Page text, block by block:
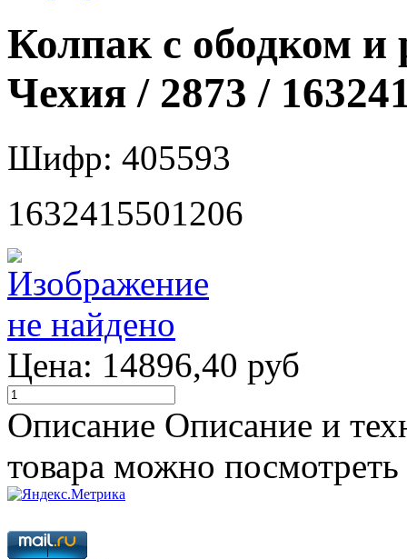
Колпак с ободком
Чехия / 2873 /
Шифр: 405593
1632415501206
Цена: 14896,40 руб
Описание Описание и
товара можно